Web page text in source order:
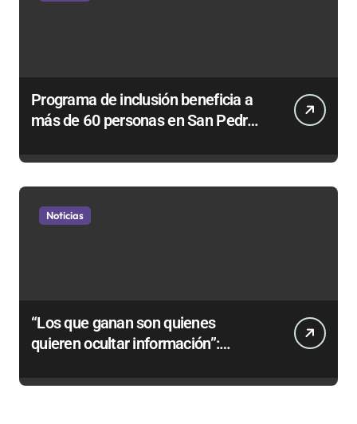
Programa de inclusión beneficia a
más de 60 personas en San Pedro
Noticias
“Los que ganan son quienes
quieren ocultar información”:
“Ley Mordaza 2.0”